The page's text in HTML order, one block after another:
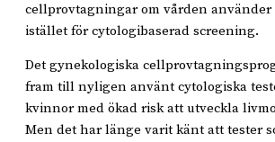
cellprovtagningar om vården använder
istället för cytologibaserad screening.
Det gynekologiska
fram till nyligen använt cytologiska
kvinnor med ökad risk att utveckla
Men det har länge varit känt att tester